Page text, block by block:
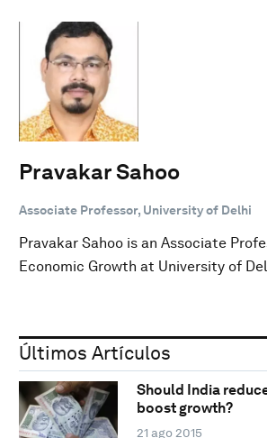
Pravakar Sahoo
Associate Professor, University of Delhi
Pravakar Sahoo is an Associate
Economic Growth at University of
Últimos Artículos
Should India
boost growth?
21 ago 2015